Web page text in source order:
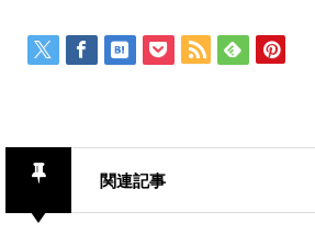
関連記事